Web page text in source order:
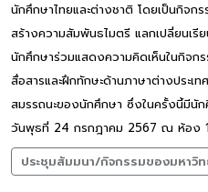
นักศึกษาไทยและต่างชาติ โดยเป็นกิจก
สร้างความสัมพันธไมตรี แลกเปลี่ยนเรี
นักศึกษาร่วมแสดงความคิดเห็นในกิจก
สื่อสารและฝึกทักษะด้านภาษาต่างปร
สมรรถนะของนักศึกษา ซึ่งในครั้งนี้มีนั
วันพุธที่ 24 กรกฎาคม 2567 ณ ห้อง
ประชุมสัมมนา/กิจกรรมของมหาวิ